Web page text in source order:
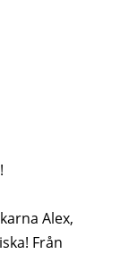
Alex,
Från